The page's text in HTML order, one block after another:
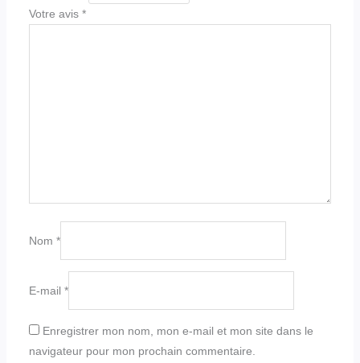
Votre avis *
Nom *
E-mail *
Enregistrer mon nom, mon e-mail et mon site dans le
navigateur pour mon prochain commentaire.